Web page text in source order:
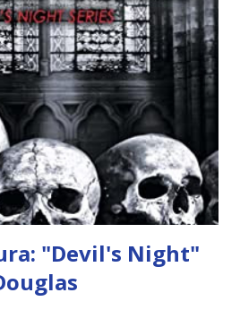
di fare una strage, piuttosto è lì
è più "l'angelo puro" che
aver ucciso altri mezzi angeli, tipo
seguito da altri ibridi, si reca
risultati. Infine cercano nella
alle prese con gli angeli puri,
"Devil's Night"